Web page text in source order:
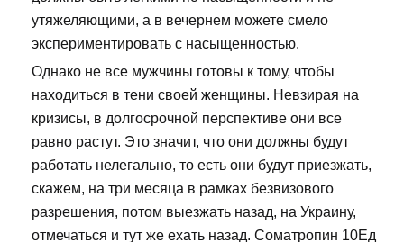
утяжеляющими, а в вечернем можете смело
экспериментировать с насыщенностью.
Однако не все мужчины готовы к тому, чтобы
находиться в тени своей женщины. Невзирая на
кризисы, в долгосрочной перспективе они все
равно растут. Это значит, что они должны будут
работать нелегально, то есть они будут приезжать,
скажем, на три месяца в рамках безвизового
разрешения, потом выезжать назад, на Украину,
отмечаться и тут же ехать назад. Cоматропин 10Ед